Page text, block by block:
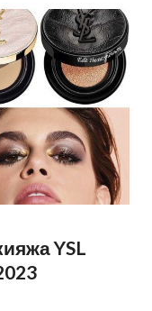
YSL